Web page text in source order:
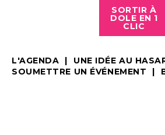
SORTIR À
DOLE EN 1
CLIC
L'AGENDA
UNE IDÉE AU
SOUMETTRE UN ÉVÉNEMENT